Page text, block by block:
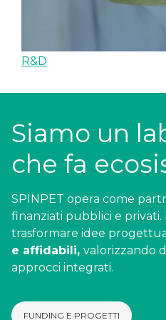
R&D
Siamo un
che fa
SPINPET opera come
finanziati pubblici e privati.
trasformare idee
e affidabili, valorizzando
approcci integrati.
FUNDING E PROGETTI